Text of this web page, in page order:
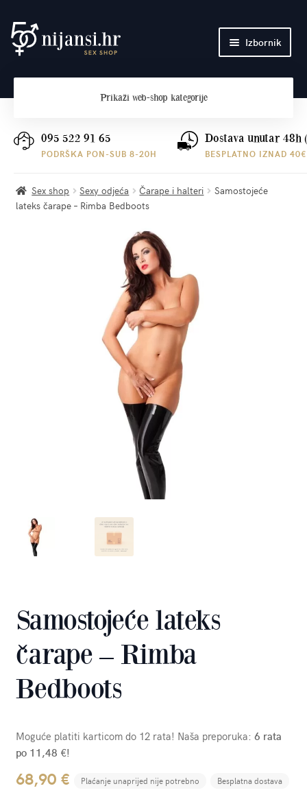
Preskoči
na
Skoči
do
Izbornik
Plaćanje i dostava
Prikaži web-shop kategorije
095 522 91 65
PODRŠKA PON-SUB 8-20H
Dostava unutar 48h
BESPLATNO IZNAD 40€
Sex shop Sexy odjeća Čarape i halteri
Samostojeće
lateks čarape – Rimba Bedboots
Samostojeće lateks
čarape – Rimba
Bedboots
Moguće platiti karticom do 12 rata! Naša preporuka: 6 rata
po 11,48 €!
68,90 € Plaćanje unaprijed nije potrebno Besplatna dostava